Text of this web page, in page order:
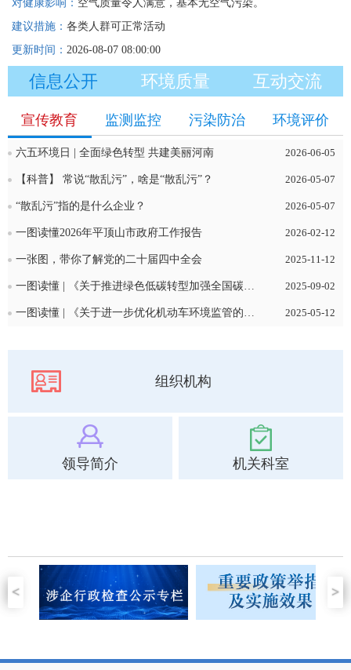
对健康影响： 空气质量令人满意，基本无空气污染。
建议措施： 各类人群可正常活动
更新时间： 2026-08-07 08:00:00
信息公开 环境质量 互动交流
宣传教育 监测监控 污染防治 环境评价
六五环境日 | 全面绿色转型 共建美丽河南 2026-06-05
【科普】 常说“散乱污”，啥是“散乱污”？ 2026-05-07
“散乱污”指的是什么企业？ 2026-05-07
一图读懂2026年平顶山市政府工作报告 2026-02-12
一张图，带你了解党的二十届四中全会 2025-11-12
一图读懂 | 《关于推进绿色低碳转型加强全国碳市场建设的意见》 2025-09-02
一图读懂 | 《关于进一步优化机动车环境监管的意见》 2025-05-12
组织机构
领导简介 机关科室
< >